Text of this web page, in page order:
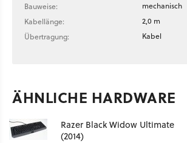
Bauweise:
mechanisch
Kabellänge:
2,0 m
Übertragung:
Kabel
ÄHNLICHE HARDWARE
Razer Black Widow Ultimate
(2014)